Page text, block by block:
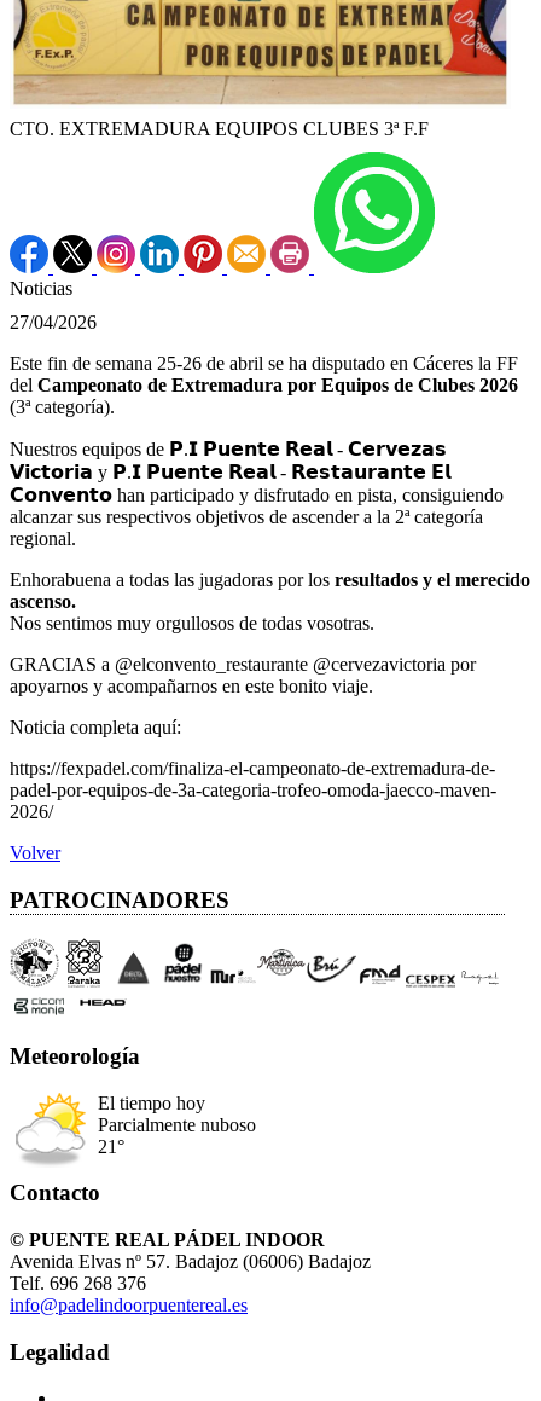
CTO. EXTREMADURA EQUIPOS CLUBES 3ª F.F
Noticias
27/04/2026
Este fin de semana 25-26 de abril se ha disputado en Cáceres la FF
del Campeonato de Extremadura por Equipos de Clubes 2026
(3ª categoría).
Nuestros equipos de 𝗣.𝗜 𝗣𝘂𝗲𝗻𝘁𝗲 𝗥𝗲𝗮𝗹 - 𝗖𝗲𝗿𝘃𝗲𝘇𝗮𝘀
𝗩𝗶𝗰𝘁𝗼𝗿𝗶𝗮 y 𝗣.𝗜 𝗣𝘂𝗲𝗻𝘁𝗲 𝗥𝗲𝗮𝗹 - 𝗥𝗲𝘀𝘁𝗮𝘂𝗿𝗮𝗻𝘁𝗲 𝗘𝗹
𝗖𝗼𝗻𝘃𝗲𝗻𝘁𝗼 han participado y disfrutado en pista, consiguiendo
alcanzar sus respectivos objetivos de ascender a la 2ª categoría
regional.
Enhorabuena a todas las jugadoras por los resultados y el merecido
ascenso.
Nos sentimos muy orgullosos de todas vosotras.
GRACIAS a @elconvento_restaurante @cervezavictoria por
apoyarnos y acompañarnos en este bonito viaje.
Noticia completa aquí:
https://fexpadel.com/finaliza-el-campeonato-de-extremadura-de-
padel-por-equipos-de-3a-categoria-trofeo-omoda-jaecco-maven-
2026/
Volver
PATROCINADORES
Meteorología
El tiempo hoy
Parcialmente nuboso
21°
Contacto
© PUENTE REAL PÁDEL INDOOR
Avenida Elvas nº 57. Badajoz (06006) Badajoz
Telf. 696 268 376
info@padelindoorpuentereal.es
Legalidad